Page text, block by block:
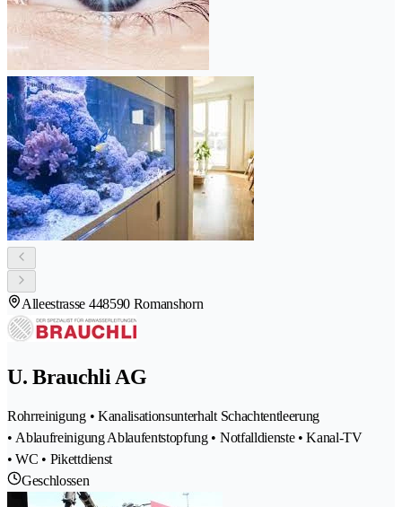
Alleestrasse 448590 Romanshorn
U. Brauchli AG
Rohrreinigung • Kanalisationsunterhalt Schachtentleerung
• Ablaufreinigung Ablaufentstopfung • Notfalldienste • Kanal-TV
• WC • Pikettdienst
Geschlossen